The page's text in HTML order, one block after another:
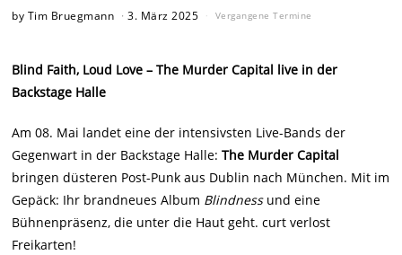
by Tim Bruegmann 3. März 2025 Vergangene Termine
Blind Faith, Loud Love – The Murder Capital live in der
Backstage Halle
Am 08. Mai landet eine der intensivsten Live-Bands der
Gegenwart in der Backstage Halle:The Murder Capital
bringen düsteren Post-Punk aus Dublin nach München. Mit im
Gepäck: Ihr brandneues Album Blindnessund eine
Bühnenpräsenz, die unter die Haut geht. curt verlost
Freikarten!